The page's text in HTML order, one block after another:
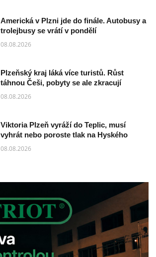
Americká v Plzni jde do finále. Autobusy a
trolejbusy se vrátí v pondělí
08.08.2026
Plzeňský kraj láká více turistů. Růst
táhnou Češi, pobyty se ale zkracují
08.08.2026
Viktoria Plzeň vyráží do Teplic, musí
vyhrát nebo poroste tlak na Hyského
08.08.2026